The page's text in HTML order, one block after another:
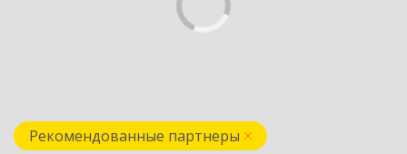
Рекомендованные партнеры